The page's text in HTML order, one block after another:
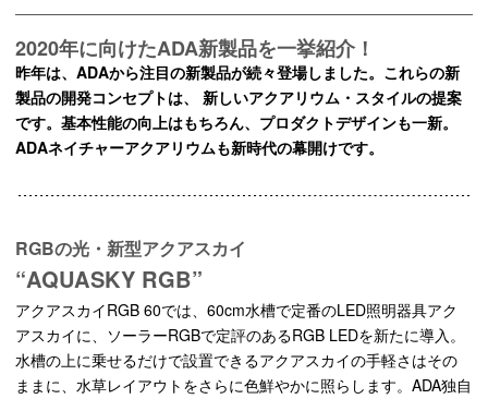
2020年に向けたADA新製品を一挙紹介！
昨年は、ADAから注目の新製品が続々登場しました。これらの新
製品の開発コンセプトは、 新しいアクアリウム・スタイルの提案
です。基本性能の向上はもちろん、プロダクトデザインも一新。
ADAネイチャーアクアリウムも新時代の幕開けです。
RGBの光・新型アクアスカイ
“AQUASKY RGB”
アクアスカイRGB 60では、60cm水槽で定番のLED照明器具アク
アスカイに、ソーラーRGBで定評のあるRGB LEDを新たに導入。
水槽の上に乗せるだけで設置できるアクアスカイの手軽さはその
ままに、水草レイアウトをさらに色鮮やかに照らします。ADA独自